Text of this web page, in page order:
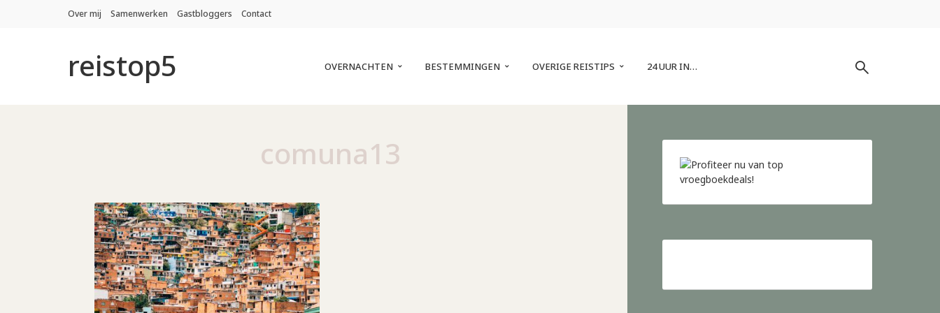
Over mij Samenwerken Gastbloggers Contact
reistop5 OVERNACHTEN BESTEMMINGEN OVERIGE REISTIPS 24 UUR IN…
comuna13